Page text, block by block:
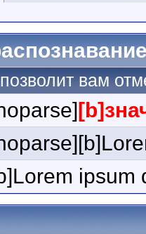
вам
ipsum